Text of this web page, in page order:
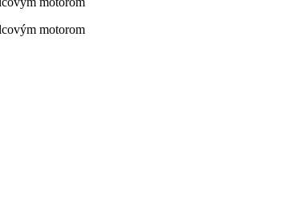
motorom